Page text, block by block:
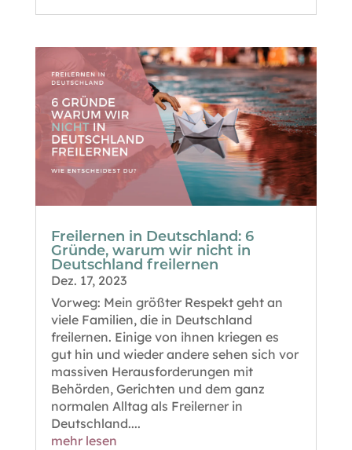
Freilernen in Deutschland: 6
Gründe, warum wir nicht in
Deutschland freilernen
Dez. 17, 2023
Vorweg: Mein größter Respekt geht an
viele Familien, die in Deutschland
freilernen. Einige von ihnen kriegen es
gut hin und wieder andere sehen sich vor
massiven Herausforderungen mit
Behörden, Gerichten und dem ganz
normalen Alltag als Freilerner in
Deutschland....
mehr lesen